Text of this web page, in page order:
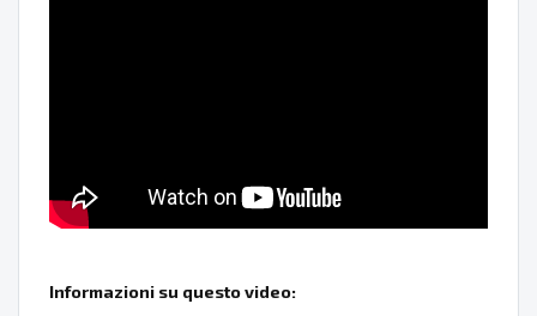
Informazioni su questo video: